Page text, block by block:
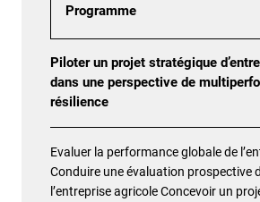
Programme
Piloter un projet stratégique
dans une perspective de
résilience
Evaluer la performance globale de
Conduire une évaluation prospective
l’entreprise agricole Concevoir un